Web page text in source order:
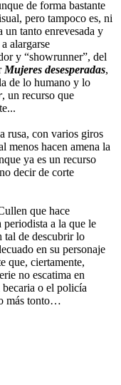
de forma bastante
pero tampoco es, ni
un tanto enrevesada y
alargarse
y “showrunner”, del
Mujeres desesperadas,
de lo humano y lo
, un recurso que
rusa, con varios giros
menos hacen amena la
ya es un recurso
decir de corte
que hace
periodista a la que le
tal de descubrir lo
en su personaje
que, ciertamente,
no escatima en
becaria o el policía
más tonto…